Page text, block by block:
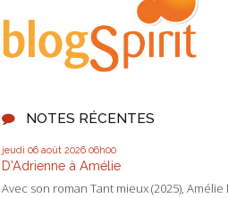
NOTES RÉCENTES
jeudi 06 août 2026 06h00
D'Adrienne à Amélie
Avec son roman Tant mieux (2025), Amélie